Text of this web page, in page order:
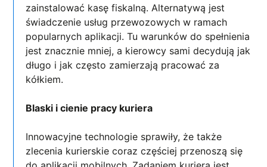
zainstalować kasę fiskalną. Alternatywą jest
świadczenie usług przewozowych w ramach
popularnych aplikacji. Tu warunków do spełnienia
jest znacznie mniej, a kierowcy sami decydują jak
długo i jak często zamierzają pracować za
kółkiem.
Blaski i cienie pracy kuriera
Innowacyjne technologie sprawiły, że także
zlecenia kurierskie coraz częściej przenoszą się